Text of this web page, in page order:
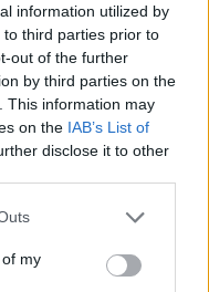
information utilized by
third parties prior to
out of the further
by third parties on the
This information may
on the IAB’s List of
disclose it to other
one or more Google
You may click to
its third-party tags to
my
küldtek
1910.hu diósgyőri
derült, hogy
nál.
tudni, hogy a
egy ismerősével
miért ne készítene